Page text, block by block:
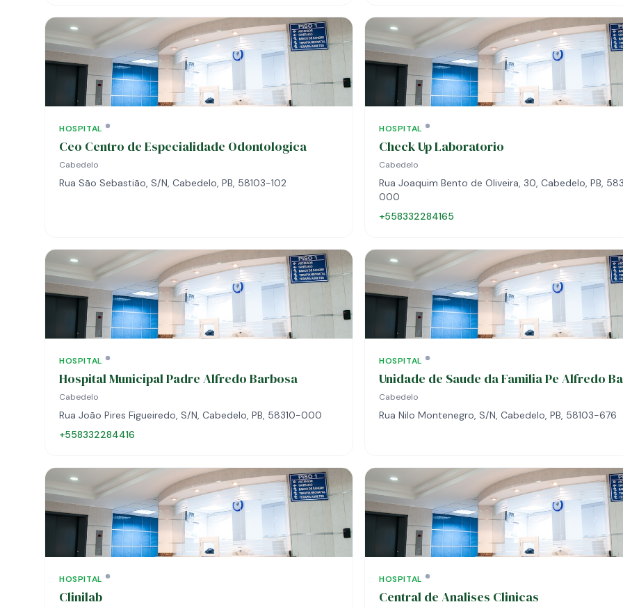
HOSPITAL
Ceo Centro de Especialidade Odontologica
Cabedelo
Rua São Sebastião, S/N, Cabedelo, PB, 58103-102
HOSPITAL
Check Up Laboratorio
Cabedelo
Rua Joaquim Bento de Oliveira, 30, Cabedelo, PB,
000
+558332284165
HOSPITAL
Hospital Municipal Padre Alfredo Barbosa
Cabedelo
Rua João Pires Figueiredo, S/N, Cabedelo, PB, 58310-000
+558332284416
HOSPITAL
Unidade de Saude da Familia Pe Alfredo
Cabedelo
Rua Nilo Montenegro, S/N, Cabedelo, PB, 58103-676
HOSPITAL
Clinilab
HOSPITAL
Central de Analises Clinicas